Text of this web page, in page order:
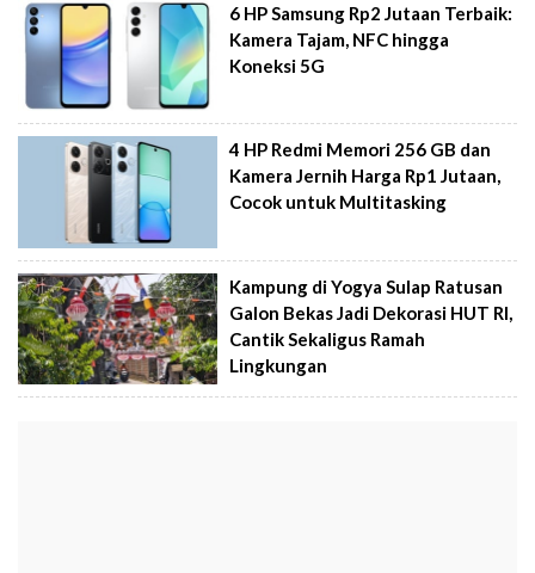
6 HP Samsung Rp2 Jutaan Terbaik:
Kamera Tajam, NFC hingga
Koneksi 5G
4 HP Redmi Memori 256 GB dan
Kamera Jernih Harga Rp1 Jutaan,
Cocok untuk Multitasking
Kampung di Yogya Sulap Ratusan
Galon Bekas Jadi Dekorasi HUT RI,
Cantik Sekaligus Ramah
Lingkungan